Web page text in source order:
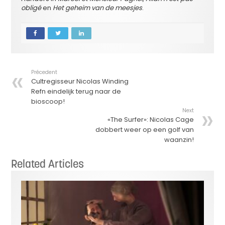
obligéen Het geheim van de meesjes.
Précedent
Cultregisseur Nicolas Winding
Refn eindelijk terug naar de
bioscoop!
Next
«The Surfer»: Nicolas Cage
dobbert weer op een golf van
waanzin!
Related Articles